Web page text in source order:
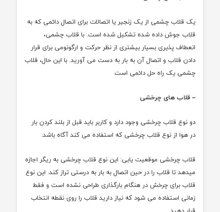
یک قلاب چشمی از یک زنجیر یا اتصالات برای اتصال دائمی که به
قلاب جوش داده شده تشکیل شده است. با قلاب چشمی،
انعطاف پذیری بسیار بیشتری از نظر حرکت و ارگونومی برای قرار
دادن قلاب و اتصال آن به بار به دست می آورید. با این حال، قلاب
چشمی یک راه حل دائمی است
– قلاب های چرخشی
دو نوع قلاب چرخشی وجود دارد و کاربر باید قبل از بلند کردن بار
در هوا از نوع قلاب چرخشی که استفاده می کند آگاه باشد:
قلاب چرخشی موقعیت یابی: این نوع قلاب چرخشی به ریگر اجازه
میدهد تا قلاب را در حین اتصال به بار به درستی تراز کند. این نوع
قلاب برای چرخش در هنگام بارگذاری طراحی نشده است و فقط
زمانی استفاده می شود که نیاز دارید قلاب را روی نقطه انتخاب